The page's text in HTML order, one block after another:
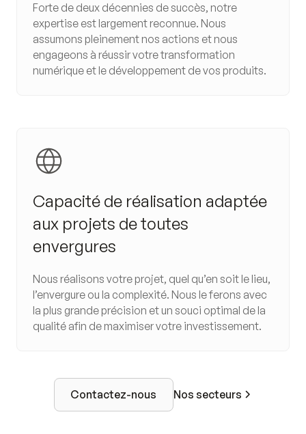
Forte de deux décennies de succès, notre
expertise est largement reconnue. Nous
assumons pleinement nos actions et nous
engageons à réussir votre transformation
numérique et le développement de vos produits.
Capacité de réalisation adaptée
aux projets de toutes
envergures
Nous réalisons votre projet, quel qu’en soit le lieu,
l’envergure ou la complexité. Nous le ferons avec
la plus grande précision et un souci optimal de la
qualité afin de maximiser votre investissement.
Contactez-nous Nos secteurs